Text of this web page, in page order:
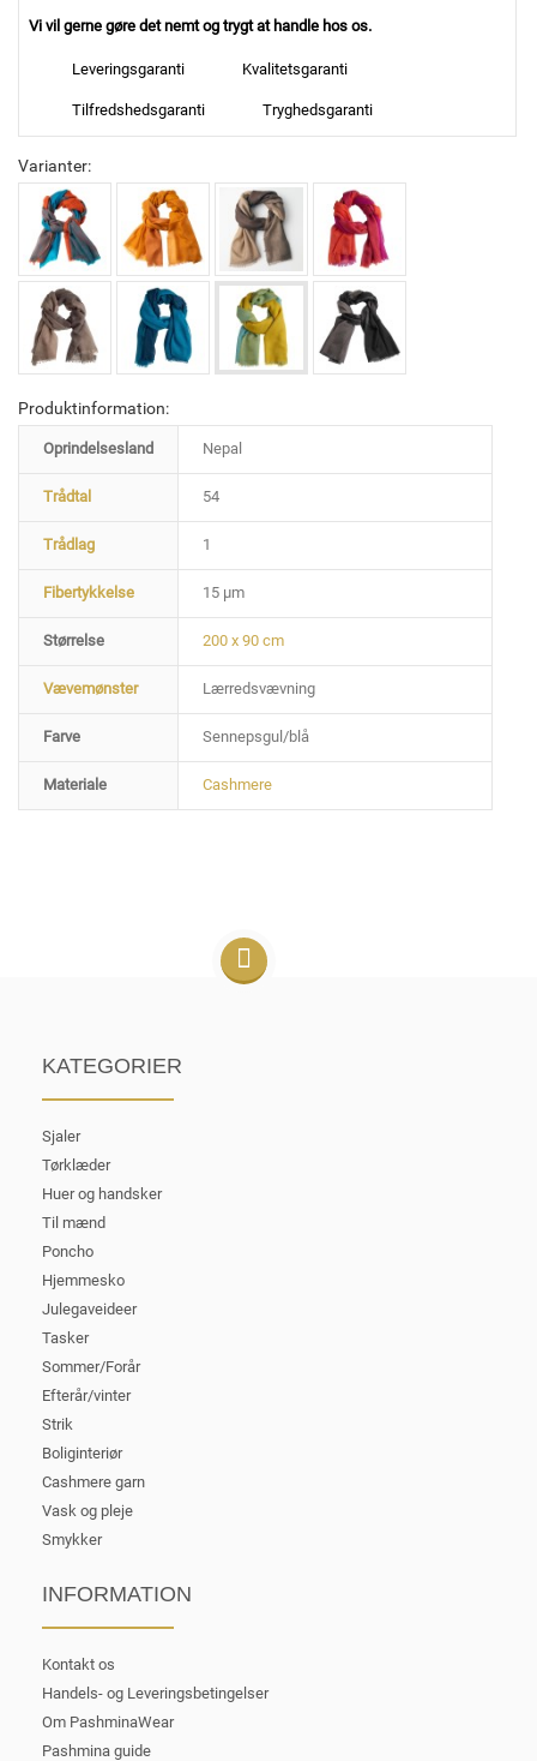
Vi vil gerne gøre det nemt og trygt at handle hos os.
Leveringsgaranti Kvalitetsgaranti
Tilfredshedsgaranti Tryghedsgaranti
Varianter:
Produktinformation:
Oprindelsesland Nepal
Trådtal 54
Trådlag 1
Fibertykkelse 15 µm
Størrelse 200 x 90 cm
Vævemønster Lærredsvævning
Farve Sennepsgul/blå
Materiale Cashmere
KATEGORIER
Sjaler
Tørklæder
Huer og handsker
Til mænd
Poncho
Hjemmesko
Julegaveideer
Tasker
Sommer/Forår
Efterår/vinter
Strik
Boliginteriør
Cashmere garn
Vask og pleje
Smykker
INFORMATION
Kontakt os
Handels- og Leveringsbetingelser
Om PashminaWear
Pashmina guide